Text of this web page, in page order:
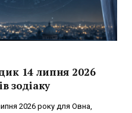
14 липня 2026
зодіаку
2026 року для Овна,